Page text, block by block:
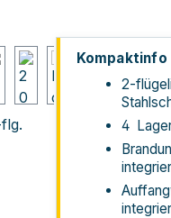
Kompaktinfo
2-
4